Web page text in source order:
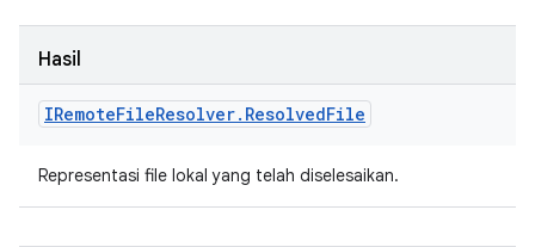
Hasil
IRemoteFileResolver. ResolvedFile
Representasi file lokal yang telah diselesaikan.